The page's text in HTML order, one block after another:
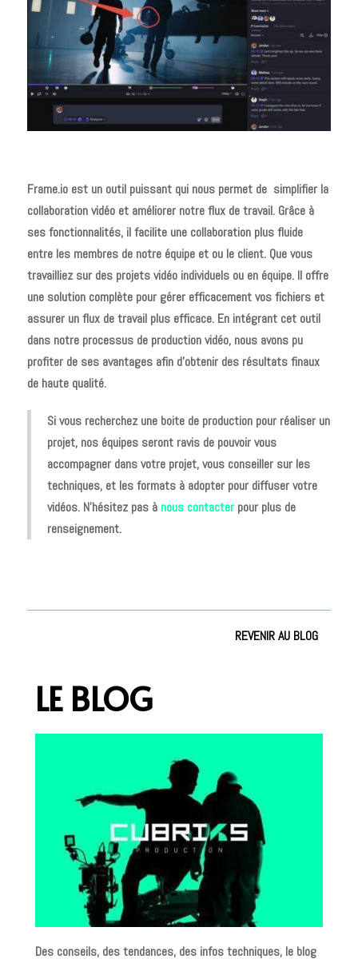
Frame.io est un outil puissant qui nous permet de simplifier la
collaboration vidéo et améliorer notre flux de travail. Grâce à
ses fonctionnalités, il facilite une collaboration plus fluide
entre les membres de notre équipe et ou le client. Que vous
travailliez sur des projets vidéo individuels ou en équipe. Il offre
une solution complète pour gérer efficacement vos fichiers et
assurer un flux de travail plus efficace. En intégrant cet outil
dans notre processus de production vidéo, nous avons pu
profiter de ses avantages afin d’obtenir des résultats finaux
de haute qualité.
Si vous recherchez une boite de production pour réaliser un
projet, nos équipes seront ravis de pouvoir vous
accompagner dans votre projet, vous conseiller sur les
techniques, et les formats à adopter pour diffuser votre
vidéos. N’hésitez pas à nous contacterpour plus de
renseignement.
REVENIR AU BLOG
LE BLOG
Des conseils, des tendances, des infos techniques, le blog